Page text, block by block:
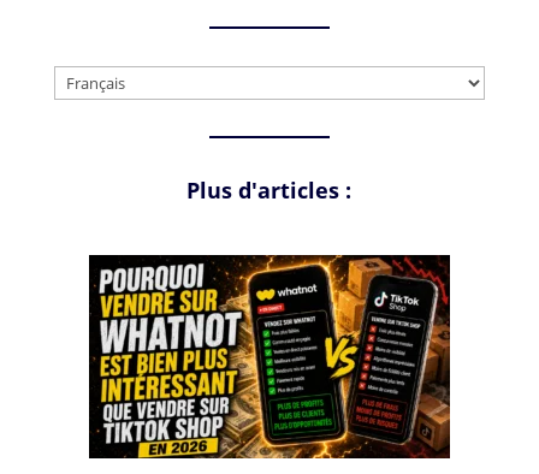
Choisir
Plus d'articles :